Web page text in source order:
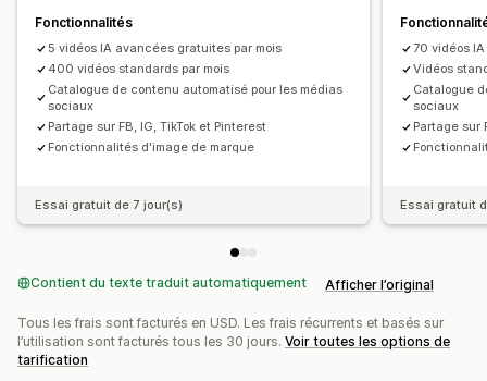
Fonctionnalités
5 vidéos IA avancées gratuites par mois
400 vidéos standards par mois
Catalogue de contenu automatisé pour les médias
sociaux
Partage sur FB, IG, TikTok et Pinterest
Fonctionnalités d'image de marque
Essai gratuit de 7 jour(s)
70 vidéos
Vidéos
Catalogue
sociaux
Partage sur
Essai gratuit
Contient du texte traduit automatiquement Afficher l’original
Tous les frais sont facturés en USD. Les frais récurrents et basés sur
l’utilisation sont facturés tous les 30 jours. Voir toutes les options de
tarification